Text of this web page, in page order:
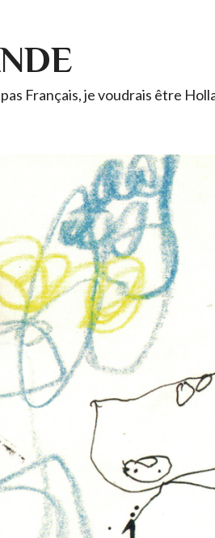
Français, je voudrais être